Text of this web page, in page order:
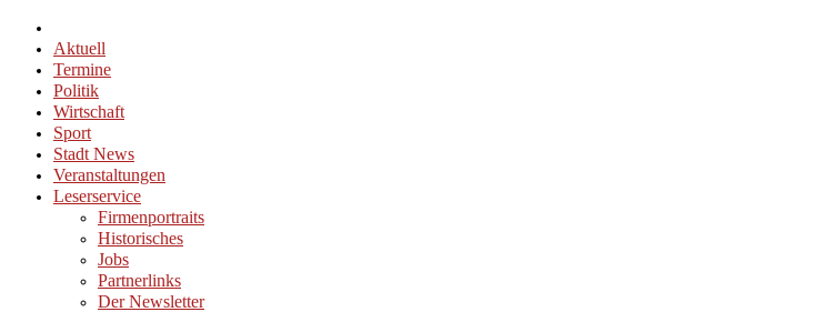
Aktuell
Termine
Politik
Wirtschaft
Sport
Stadt News
Veranstaltungen
Leserservice
Firmenportraits
Historisches
Jobs
Partnerlinks
Der Newsletter